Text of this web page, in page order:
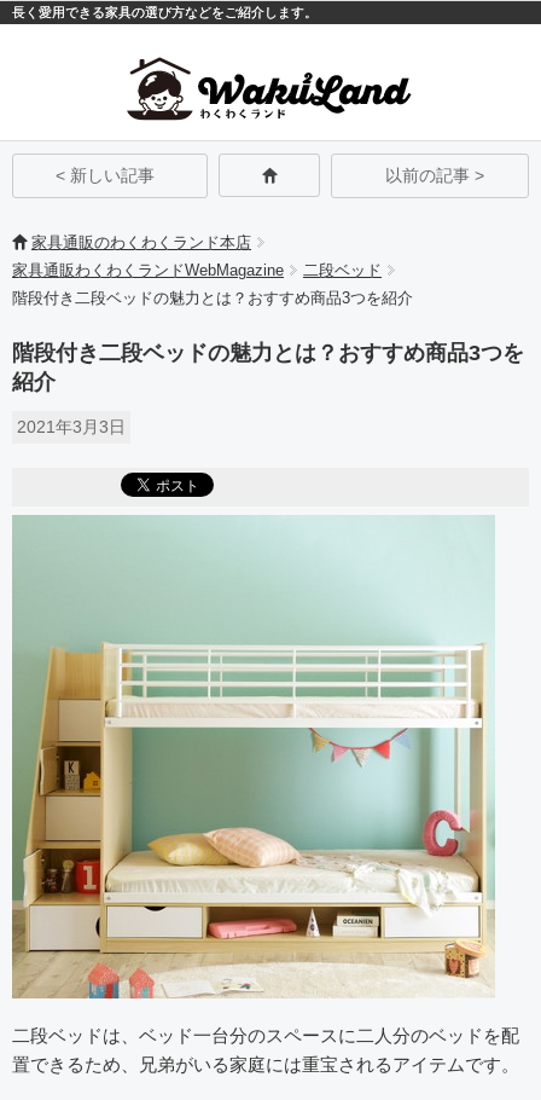
長く愛用できる家具の選び方などをご紹介します。
< 新しい記事 以前の記事 >
家具通販のわくわくランド本店
家具通販わくわくランドWebMagazine
二段ベッド
階段付き二段ベッドの魅力とは？おすすめ商品3つを紹介
階段付き二段ベッドの魅力とは？おすすめ商品3つを
紹介
2021年3月3日
二段ベッドは、ベッド一台分のスペースに二人分のベッドを配
置できるため、兄弟がいる家庭には重宝されるアイテムです。
モバイルPC